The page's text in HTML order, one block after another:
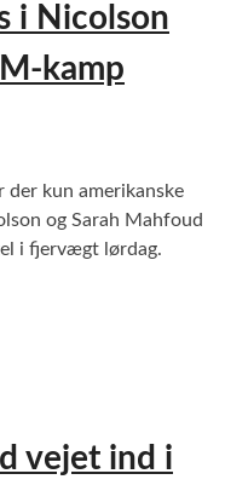
i Nicolson
kamp
der kun amerikanske
og Sarah Mahfoud
i fjervægt lørdag.
vejet ind i